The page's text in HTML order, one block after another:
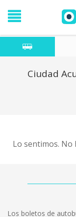
Ciudad
Lo sentimos.
Los boletos de